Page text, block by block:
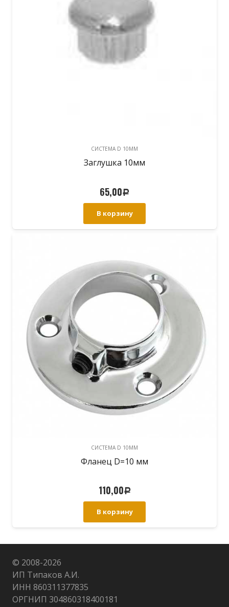
СИСТЕМА D 10MM
Заглушка 10мм
65,00Р
В корзину
СИСТЕМА D 10MM
Фланец D=10 мм
110,00Р
В корзину
© 2008-2026
ИП Типаков А.И.
ИНН 860311377835
ОРГНИП 304860318400181